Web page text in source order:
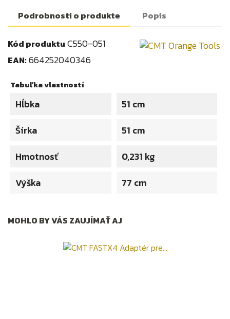
Podrobnosti o produkte Popis
Kód produktu C550-051
EAN:664252040346
Tabuľka vlastností
Hĺbka
51 cm
Šírka
51 cm
Hmotnosť
0,231 kg
Výška
77 cm
MOHLO BY VÁS ZAUJÍMAŤ AJ